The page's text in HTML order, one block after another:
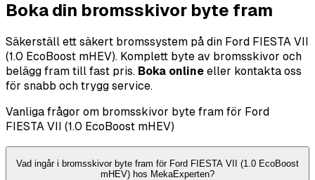
Boka din bromsskivor byte fram
Säkerställ ett säkert bromssystem på din Ford FIESTA VII
(1.0 EcoBoost mHEV). Komplett byte av bromsskivor och
belägg fram till fast pris. Boka online eller kontakta oss
för snabb och trygg service.
Vanliga frågor om bromsskivor byte fram för Ford
FIESTA VII (1.0 EcoBoost mHEV)
Vad ingår i bromsskivor byte fram för Ford FIESTA VII (1.0 EcoBoost
mHEV) hos MekaExperten?